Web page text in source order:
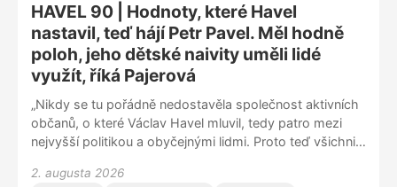
HAVEL 90 | Hodnoty, které Havel
nastavil, teď hájí Petr Pavel. Měl hodně
poloh, jeho dětské naivity uměli lidé
využít, říká Pajerová
„Nikdy se tu pořádně nedostavěla společnost aktivních
občanů, o které Václav Havel mluvil, tedy patro mezi
nejvyšší politikou a obyčejnými lidmi. Proto teď všichni
studentská vůdkyně a diplomatka Monika MacDonagh
2. augusta 2026